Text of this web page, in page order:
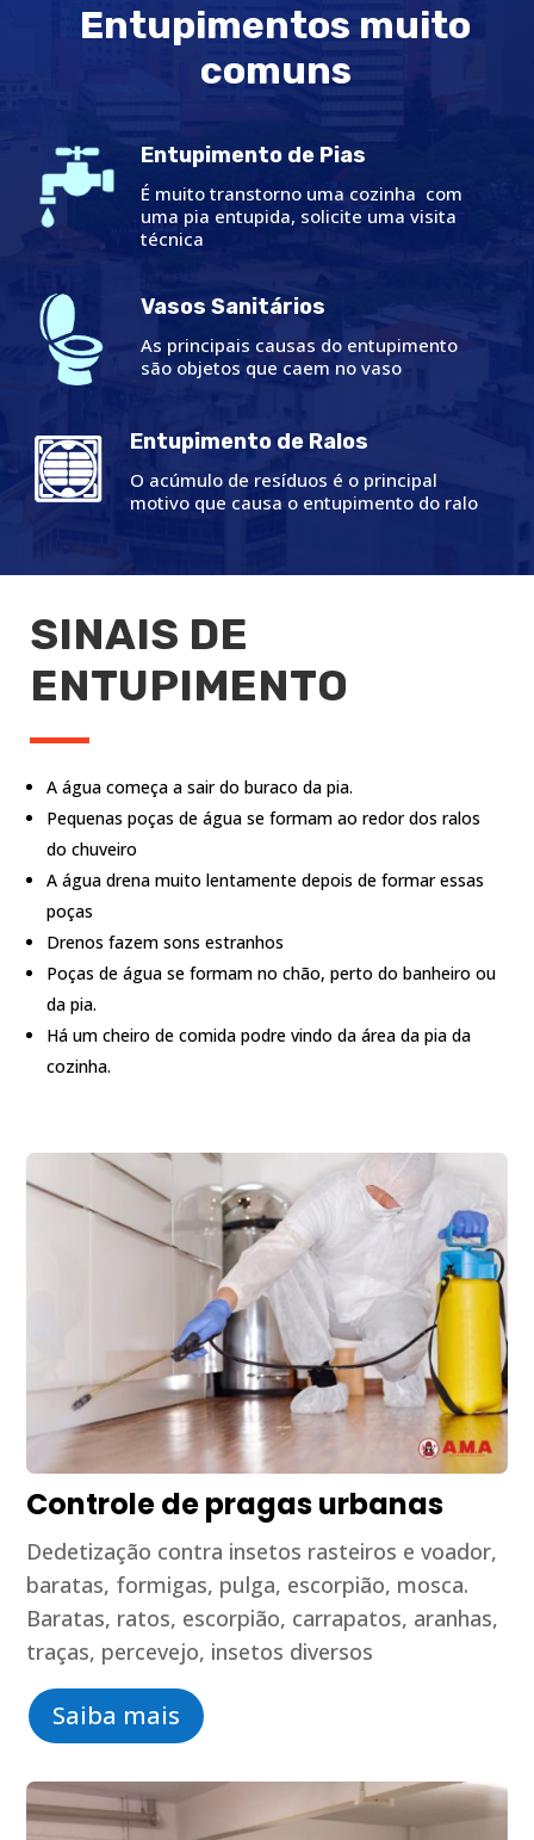
Entupimentos muito
comuns
Entupimento de Pias
É muito transtorno uma cozinha com
uma pia entupida, solicite uma visita
técnica
Vasos Sanitários
As principais causas do entupimento
são objetos que caem no vaso
Entupimento de Ralos
O acúmulo de resíduos é o principal
motivo que causa o entupimento do ralo
SINAIS DE
ENTUPIMENTO
A água começa a sair do buraco da pia.
Pequenas poças de água se formam ao redor dos ralos
do chuveiro
A água drena muito lentamente depois de formar essas
poças
Drenos fazem sons estranhos
Poças de água se formam no chão, perto do banheiro ou
da pia.
Há um cheiro de comida podre vindo da área da pia da
cozinha.
Controle de pragas urbanas
Dedetização contra insetos rasteiros e voador,
baratas, formigas, pulga, escorpião, mosca.
Baratas, ratos, escorpião, carrapatos, aranhas,
traças, percevejo, insetos diversos
Saiba mais